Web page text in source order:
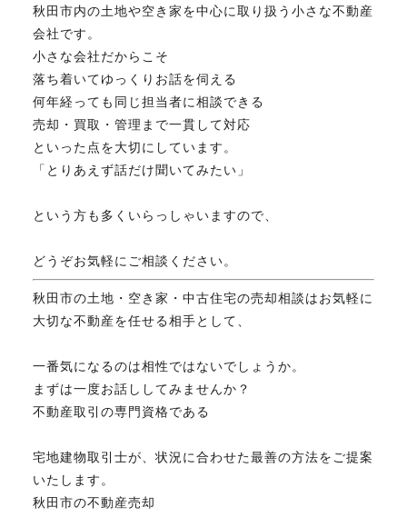
秋田市内の土地や空き家を中心に取り扱う小さな不動産
会社です。
小さな会社だからこそ
落ち着いてゆっくりお話を伺える
何年経っても同じ担当者に相談できる
売却・買取・管理まで一貫して対応
といった点を大切にしています。
「とりあえず話だけ聞いてみたい」
という方も多くいらっしゃいますので、
どうぞお気軽にご相談ください。
秋田市の土地・空き家・中古住宅の売却相談はお気軽に
大切な不動産を任せる相手として、
一番気になるのは相性ではないでしょうか。
まずは一度お話ししてみませんか？
不動産取引の専門資格である
宅地建物取引士が、状況に合わせた最善の方法をご提案
いたします。
秋田市の不動産売却